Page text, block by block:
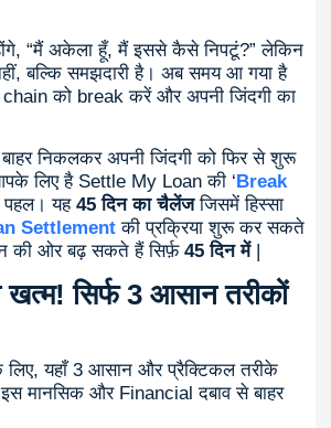
“मैं अकेला हूँ, मैं इससे कैसे निपटूं?” लेकिन
बल्कि समझदारी है। अब समय आ गया है
को break करें और अपनी जिंदगी का
निकलकर अपनी जिंदगी को फिर से शुरू
लिए है Settle My Loan की ‘ Break
पहल। यह45 दिन का चैलेंजजिसमें हिस्सा
Settlement की प्रक्रिया शुरू कर सकते
की ओर बढ़ सकते हैं सिर्फ़ 45 दिनमें
खत्म! सिर्फ 3 आसान तरीकों
यहाँ 3 आसान और प्रैक्टिकल तरीके
मानसिक और Financial दबाव से बाहर